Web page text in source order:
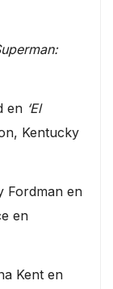
en ‘El
Kentucky
Fordman en
en
Kent en